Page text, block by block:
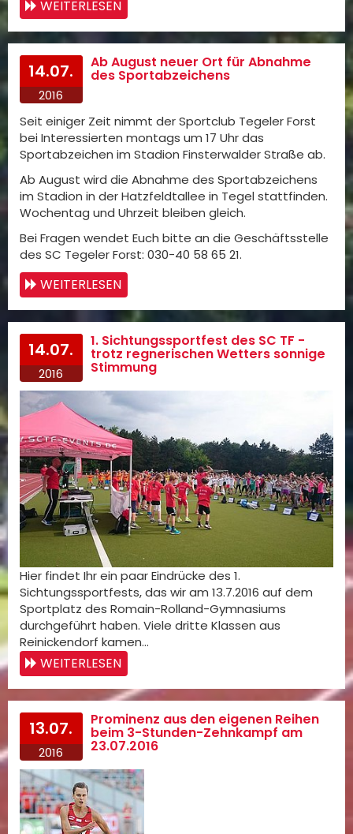
WEITERLESEN
14.07.
2016
Ab August neuer Ort für Abnahme
des Sportabzeichens
Seit einiger Zeit nimmt der Sportclub Tegeler Forst
bei Interessierten montags um 17 Uhr das
Sportabzeichen im Stadion Finsterwalder Straße ab.
Ab August wird die Abnahme des Sportabzeichens
im Stadion in der Hatzfeldtallee in Tegel stattfinden.
Wochentag und Uhrzeit bleiben gleich.
Bei Fragen wendet Euch bitte an die Geschäftsstelle
des SC Tegeler Forst: 030-40 58 65 21.
WEITERLESEN
14.07.
2016
1. Sichtungssportfest des SC TF -
trotz regnerischen Wetters sonnige
Stimmung
Hier findet Ihr ein paar Eindrücke des 1.
Sichtungssportfests, das wir am 13.7.2016 auf dem
Sportplatz des Romain-Rolland-Gymnasiums
durchgeführt haben. Viele dritte Klassen aus
Reinickendorf kamen…
WEITERLESEN
13.07.
2016
Prominenz aus den eigenen Reihen
beim 3-Stunden-Zehnkampf am
23.07.2016